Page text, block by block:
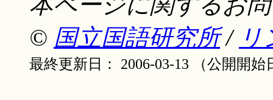
© 国立国語研究所/
最終更新日： 2006-03-13 （公開開始